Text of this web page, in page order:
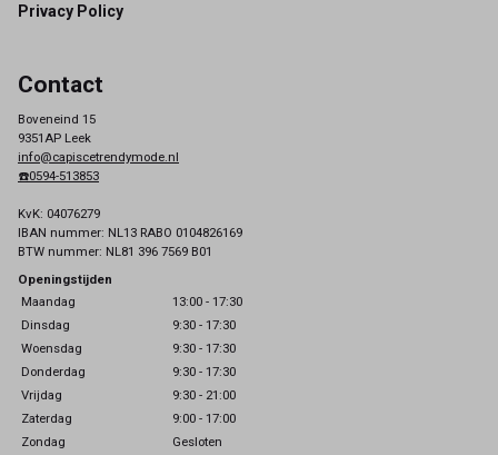
Privacy Policy
Contact
Boveneind 15
9351AP Leek
info@capiscetrendymode.nl
☎️0594-513853
KvK: 04076279
IBAN nummer: NL13 RABO 0104826169
BTW nummer: NL81 396 7569 B01
Openingstijden
Maandag
13:00 - 17:30
Dinsdag
9:30 - 17:30
Woensdag
9:30 - 17:30
Donderdag
9:30 - 17:30
Vrijdag
9:30 - 21:00
Zaterdag
9:00 - 17:00
Zondag
Gesloten